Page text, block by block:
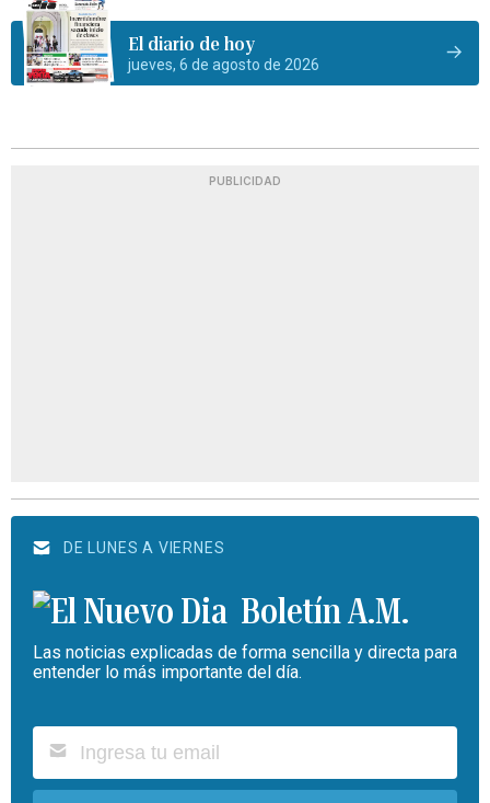
El diario de hoy
jueves, 6 de agosto de 2026
PUBLICIDAD
DE LUNES A VIERNES
Boletín A.M.
Las noticias explicadas de forma sencilla y directa para
entender lo más importante del día.